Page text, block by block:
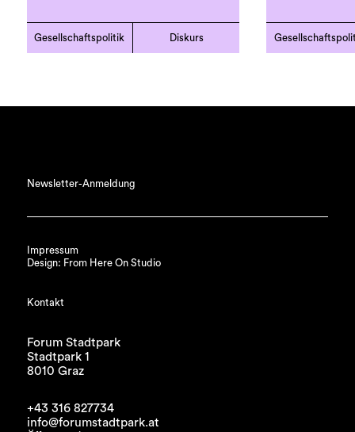
Gesellschaftspolitik Diskurs
Newsletter-Anmeldung
Impressum
Design: From Here On Studio
Kontakt
Forum Stadtpark
Stadtpark 1
8010 Graz
+43 316 827734
info@forumstadtpark.at